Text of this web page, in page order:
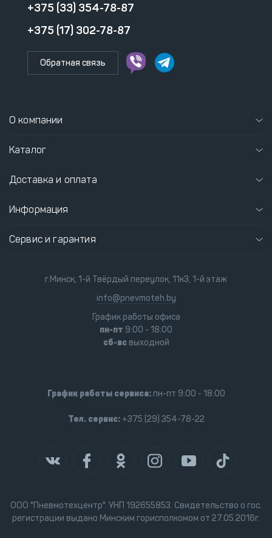
+375 (33) 354-78-87
+375 (17) 302-78-87
Обратная связь
О компании
Каталог
Доставка и оплата
Информация
Сервис и гарантия
ООО "Пневмотехцентр". УНП 192655853. Свидетельство о гос.
регистрации выдано Минским горисполкомом от 27.05.2016г.
г.Минск, 1-й Твёрдый переулок, 11к3, 1-й этаж
info@pnevmoteh.by
График работы офиса
пн-пт 9:00 - 18:00
сб-всвыходной
График работы сервиса:пн-пт 9:00 - 18:00
Тел. сервис:+375 (29) 354-78-22